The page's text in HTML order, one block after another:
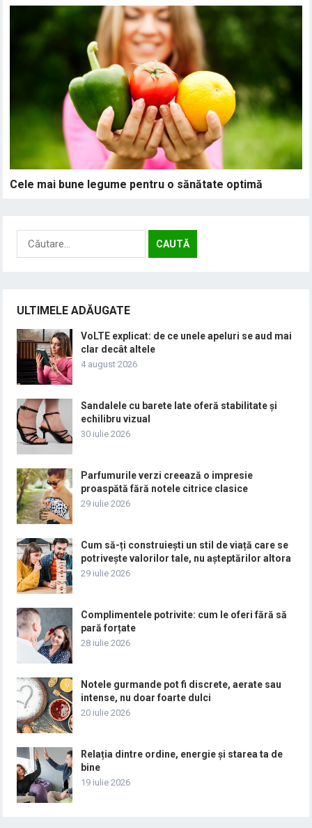
Cele mai bune legume pentru o sănătate optimă
Caută
după:
ULTIMELE ADĂUGATE
VoLTE explicat: de ce unele apeluri se aud mai
clar decât altele
4 august 2026
Sandalele cu barete late oferă stabilitate și
echilibru vizual
30 iulie 2026
Parfumurile verzi creează o impresie
proaspătă fără notele citrice clasice
29 iulie 2026
Cum să-ți construiești un stil de viață care se
potrivește valorilor tale, nu așteptărilor altora
29 iulie 2026
Complimentele potrivite: cum le oferi fără să
pară forțate
28 iulie 2026
Notele gurmande pot fi discrete, aerate sau
intense, nu doar foarte dulci
20 iulie 2026
Relația dintre ordine, energie și starea ta de
bine
19 iulie 2026